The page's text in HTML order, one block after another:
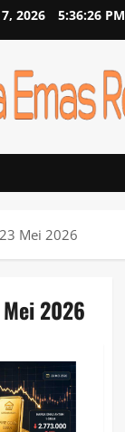
2026 5:36:26 PM
Mei 2026
2026